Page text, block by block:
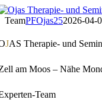
Zum
Inhalt
TeamPFOjas252026-04-
JAS Therapie- und
am Moos – Nähe
Team